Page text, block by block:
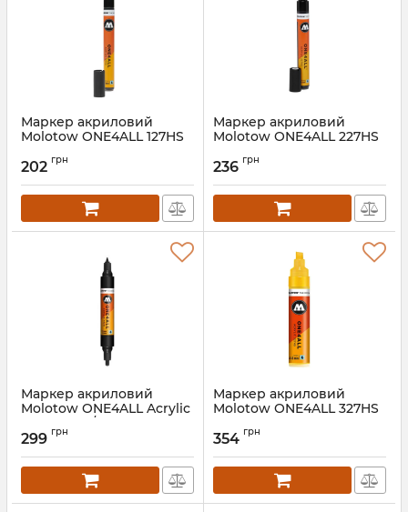
Маркер акриловий
Molotow ONE4ALL 127HS
Артикул:
202 грн
Маркер акриловий
Molotow ONE4ALL 227HS
Артикул:
236 грн
Маркер акриловий
Molotow ONE4ALL Acrylic
Twin 1.5мм/4мм
Артикул:
299 грн
Маркер акриловий
Molotow ONE4ALL 327HS
354 грн